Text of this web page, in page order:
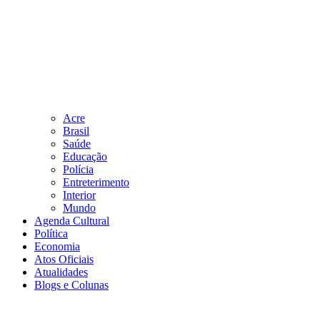
Acre
Brasil
Saúde
Educação
Polícia
Entreterimento
Interior
Mundo
Agenda Cultural
Política
Economia
Atos Oficiais
Atualidades
Blogs e Colunas